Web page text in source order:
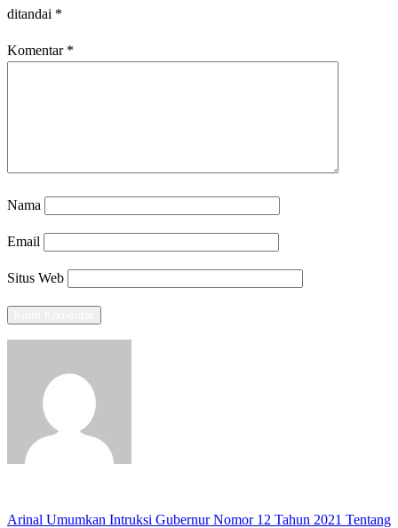
ditandai *
Komentar *
Nama
Email
Situs Web
Previous
Arinal Umumkan Intruksi Gubernur Nomor 12 Tahun 2021 Tentang